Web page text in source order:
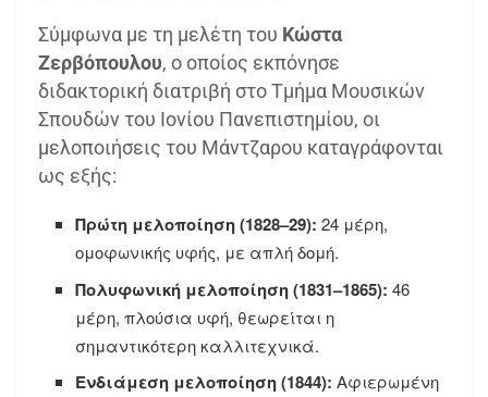
Σύμφωνα με τη μελέτη του Κώστα
Ζερβόπουλου, ο οποίος εκπόνησε
διδακτορική διατριβή στο Τμήμα Μουσικών
Σπουδών του Ιονίου Πανεπιστημίου, οι
μελοποιήσεις του Μάντζαρου καταγράφονται
ως εξής:
Πρώτη μελοποίηση (1828–29): 24 μέρη,
ομοφωνικής υφής, με απλή δομή.
Πολυφωνική μελοποίηση (1831–1865): 46
μέρη, πλούσια υφή, θεωρείται η
σημαντικότερη καλλιτεχνικά.
Ενδιάμεση μελοποίηση (1844): Αφιερωμένη